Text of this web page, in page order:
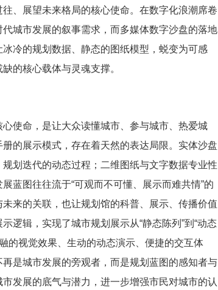
、展望未来格局的核心使命。在数字化浪潮席卷
城市发展的叙事需求，而多媒体数字沙盘的落地
冷的规划数据、静态的图纸模型，蜕变为可感
的核心载体与灵魂支撑。
心使命，是让大众读懂城市、参与城市、热爱城
册的展示模式，存在着天然的表达局限。实体沙盘
划迭代的动态过程；二维图纸与文字数据专业性
蓝图往往流于“可观而不可懂、展示而难共情”的
来的关联，也让规划馆的科普、展示、传播价值
示逻辑，实现了城市规划 展示从“静态陈列”到“动态
的视觉效果、生动的动态演示、便捷的交互体
是城市发展的旁观者，而是规划蓝图的感知者与
发展的底气与潜力，进一步增强市民对城市的认